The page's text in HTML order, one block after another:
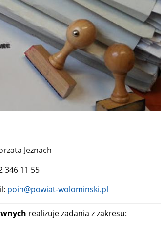
Jeznach
346 11 55
poin@powiat-wolominski.pl
realizuje zadania z zakresu: